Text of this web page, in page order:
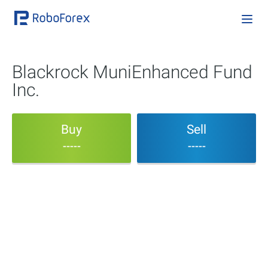
Blackrock MuniEnhanced Fund
Inc.
Buy
-----
Sell
-----